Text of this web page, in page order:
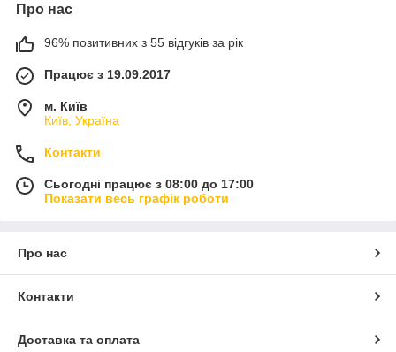
Про нас
96% позитивних з 55 відгуків за рік
Працює з 19.09.2017
м. Київ
Київ, Україна
Контакти
Сьогодні працює з 08:00 до 17:00
Показати весь графік роботи
Про нас
Контакти
Доставка та оплата